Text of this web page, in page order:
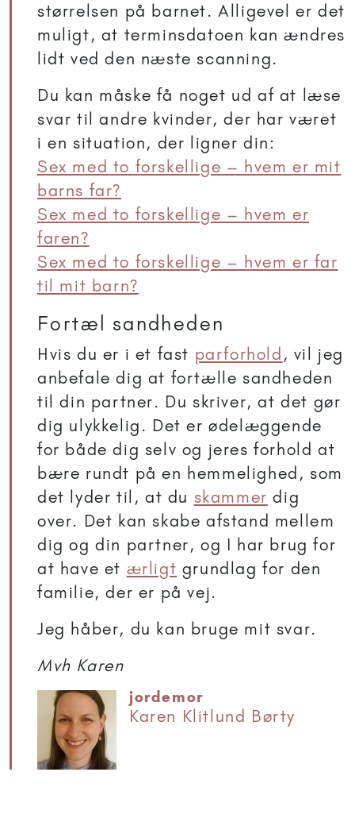
størrelsen på barnet. Alligevel er det
muligt, at terminsdatoen kan ændres
lidt ved den næste scanning.
Du kan måske få noget ud af at læse
svar til andre kvinder, der har været
i en situation, der ligner din:
Sex med to forskellige – hvem er mit
barns far?
Sex med to forskellige – hvem er
faren?
Sex med to forskellige – hvem er far
til mit barn?
Fortæl sandheden
Hvis du er i et fast parforhold , vil jeg
anbefale dig at fortælle sandheden
til din partner. Du skriver, at det gør
dig ulykkelig. Det er ødelæggende
for både dig selv og jeres forhold at
bære rundt på en hemmelighed, som
det lyder til, at du skammer dig
over. Det kan skabe afstand mellem
dig og din partner, og I har brug for
at have et ærligt grundlag for den
familie, der er på vej.
Jeg håber, du kan bruge mit svar.
Mvh Karen
jordemor
Karen Klitlund Børty